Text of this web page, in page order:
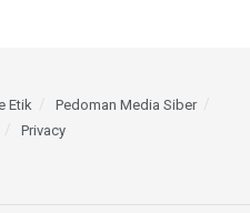
Etik
Pedoman Media Siber
Privacy